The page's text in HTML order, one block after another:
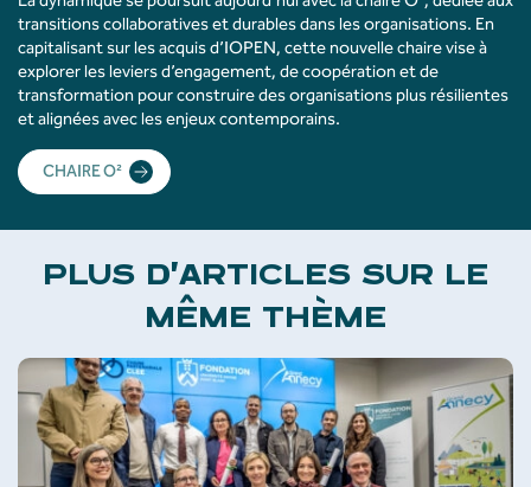
transitions collaboratives et durables dans les organisations. En
capitalisant sur les acquis d’IOPEN, cette nouvelle chaire vise à
explorer les leviers d’engagement, de coopération et de
transformation pour construire des organisations plus résilientes
et alignées avec les enjeux contemporains.
CHAIRE O²
PLUS D'ARTICLES SUR LE
MÊME THÈME